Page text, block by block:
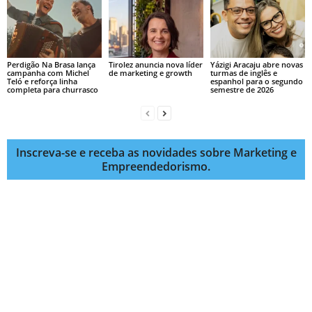
Perdigão Na Brasa lança
campanha com Michel
Teló e reforça linha
completa para churrasco
Tirolez anuncia nova líder
de marketing e growth
Yázigi Aracaju abre novas
turmas de inglês e
espanhol para o segundo
semestre de 2026
Inscreva-se e receba as novidades sobre Marketing e
Empreendedorismo.